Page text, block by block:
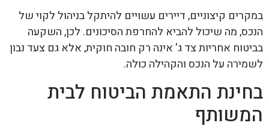
במקרים קיצוניים, דיירים עשויים להיתקל בניהול לקוי של
הנכס, מה שיכול להביא להחרפת הסיכונים. לכן, השקעה
בביטוח אחריות צד ג' אינה רק חובה חוקית, אלא גם צעד נבון
לשמירה על הנכס והקהילה כולה.
בחינת התאמת הביטוח לבית
המשותף